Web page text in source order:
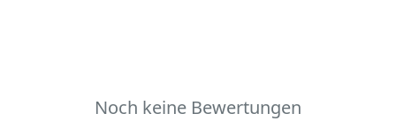
Noch keine Bewertungen